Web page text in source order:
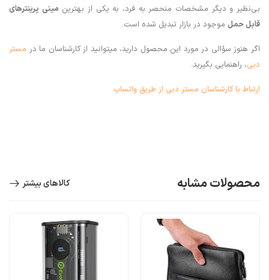
بی‌نظیر و دیگر مشخصات منحصر به فرد، به یکی از بهترین مینی پرینترهای
قابل حمل موجود در بازار تبدیل شده است.
اگر هنوز سؤالی در مورد این محصول دارید، میتوانید از کارشناسان ما در مستر
دبی، راهنمایی بگیرید.
ارتباط با کارشناسان مستر دبی از طریق واتساپ
محصولات مشابه کالاهای بیشتر